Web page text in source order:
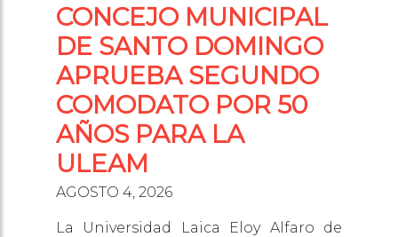
CONCEJO MUNICIPAL
DE SANTO DOMINGO
APRUEBA SEGUNDO
COMODATO POR 50
AÑOS PARA LA
ULEAM
AGOSTO 4, 2026
La Universidad Laica Eloy Alfaro de